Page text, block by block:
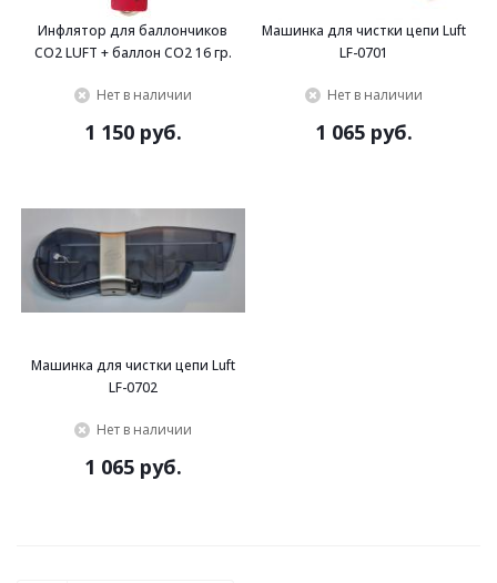
Инфлятор для баллончиков
CO2 LUFT + баллон СО2 16 гр.
Нет в наличии
1 150 руб.
Машинка для чистки цепи Luft
LF-0701
Нет в наличии
1 065 руб.
Машинка для чистки цепи Luft
LF-0702
Нет в наличии
1 065 руб.